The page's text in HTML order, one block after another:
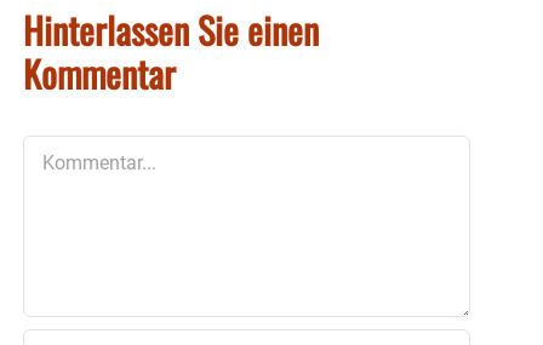
Hinterlassen Sie einen
Kommentar